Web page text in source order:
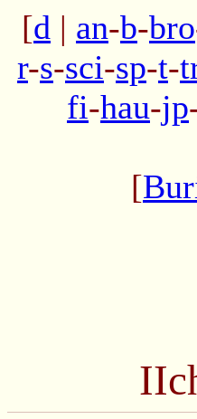
[d | an-b-bro
r-s-sci-sp-t-
fi-hau-jp
[